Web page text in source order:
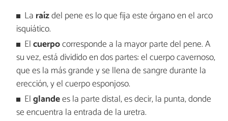
La raízdel pene es lo que fija este órgano en el arco
isquiático.
Elcuerpocorresponde a la mayor parte del pene. A
su vez, está dividido en dos partes: el cuerpo cavernoso,
que es la más grande y se llena de sangre durante la
erección, y el cuerpo esponjoso.
Elglandees la parte distal, es decir, la punta, donde
se encuentra la entrada de la uretra.